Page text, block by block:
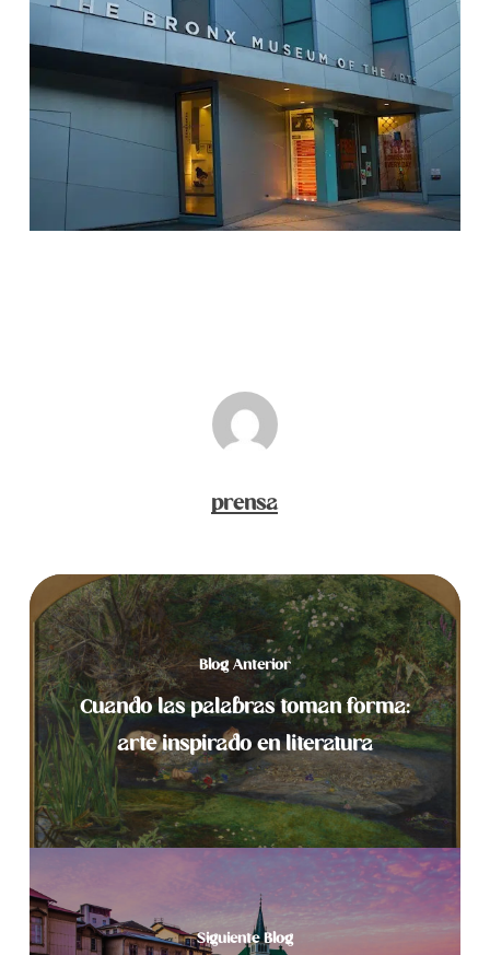
prensa
Blog Anterior
Cuando las palabras toman forma:
arte inspirado en literatura
Siguiente Blog